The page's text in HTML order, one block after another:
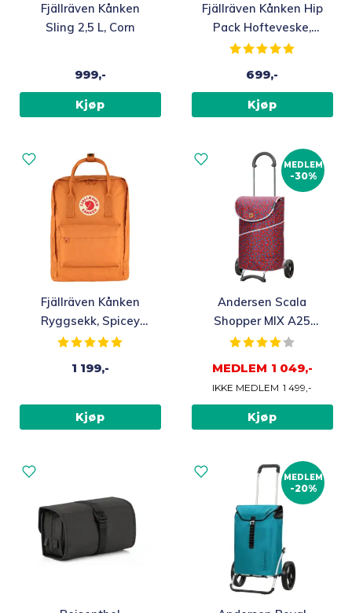
Fjällräven Kånken
Sling 2,5 L, Corn
999,-
Kjøp
Fjällräven Kånken Hip
Pack Hofteveske,
Mint Green
Karakter:
699,-
Kjøp
Fjällräven Kånken
Ryggsekk, Spicey
Orange
Karakter:
1 199,-
Kjøp
MEDLEM
-30%
Andersen Scala
Shopper MIX A25
Trillebag 46L, rød
– limited edition
Karakter:
MEDLEM 1 049,-
IKKE MEDLEM 1 499,-
Kjøp
MEDLEM
-20%